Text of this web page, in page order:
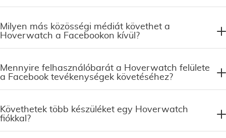
Milyen más közösségi médiát követhet a
Hoverwatch a Facebookon kívül?
Mennyire felhasználóbarát a Hoverwatch felülete
a Facebook tevékenységek követéséhez?
Követhetek több készüléket egy Hoverwatch
fiókkal?